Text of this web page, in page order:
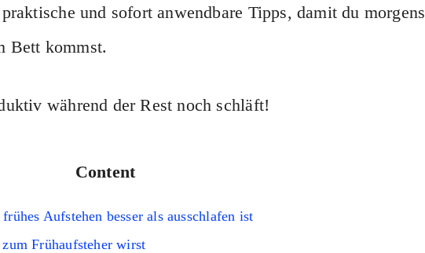
und sofort anwendbare Tipps, damit du morgens
Bett kommst.
während der Rest noch schläft!
Content
Aufstehen besser als ausschlafen ist
Frühaufsteher wirst